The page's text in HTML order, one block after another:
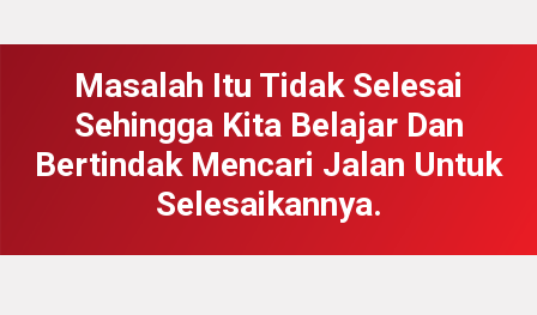
Masalah Itu Tidak Selesai
Sehingga Kita Belajar Dan
Bertindak Mencari Jalan Untuk
Selesaikannya.